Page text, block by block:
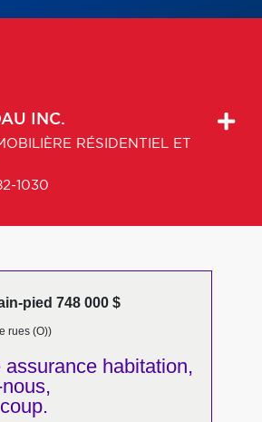
INC.
RÉSIDENTIEL ET
1030
pied 748 000 $
rues (O))
assurance habitation,